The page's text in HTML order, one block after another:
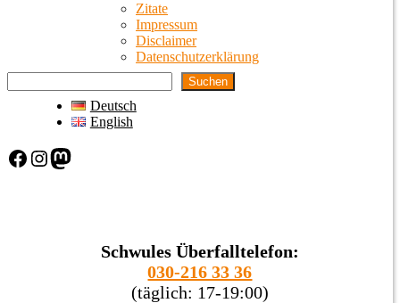
Zitate
Impressum
Disclaimer
Datenschutzerklärung
Suchen
Deutsch
English
Facebook Instagram Mastodon
Schwules Überfalltelefon:
030-216 33 36
(täglich: 17-19:00)